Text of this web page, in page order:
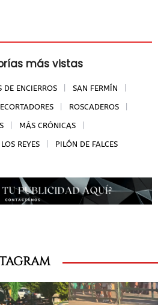
más vistas
DE ENCIERROS SAN FERMÍN
ROSCADEROS
MÁS CRÓNICAS
REYES PILÓN DE FALCES